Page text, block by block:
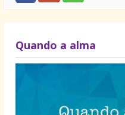
Quando a alma